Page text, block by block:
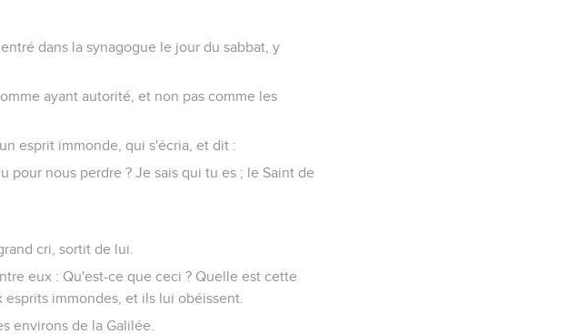
dans la synagogue le jour du sabbat, y
ayant autorité, et non pas comme les
esprit immonde, qui s'écria, et dit :
pour nous perdre ? Je sais qui tu es ; le Saint de
cri, sortit de lui.
eux : Qu'est-ce que ceci ? Quelle est cette
immondes, et ils lui obéissent.
environs de la Galilée.